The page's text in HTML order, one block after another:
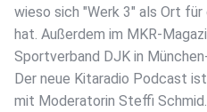
wieso sich "Werk 3" als Ort
hat. Außerdem im MKR-
Sportverband DJK in
Der neue Kitaradio Podcast
mit Moderatorin Steffi